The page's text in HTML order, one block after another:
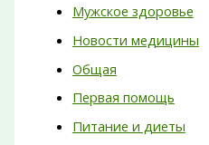
Мужское здоровье
Новости медицины
Общая
Первая помощь
Питание и диеты